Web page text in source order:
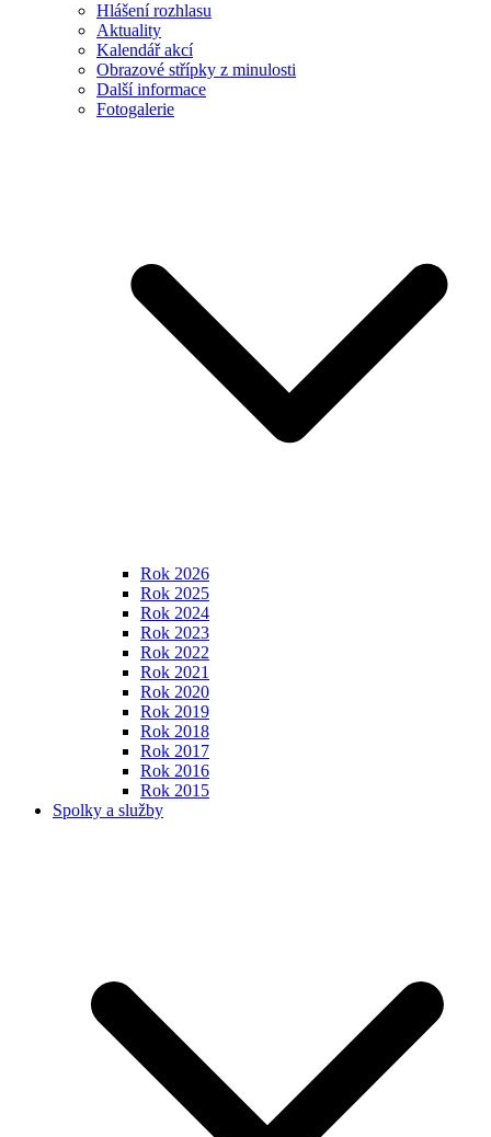
Hlášení rozhlasu
Aktuality
Kalendář akcí
Obrazové střípky z minulosti
Další informace
Fotogalerie
Rok 2026
Rok 2025
Rok 2024
Rok 2023
Rok 2022
Rok 2021
Rok 2020
Rok 2019
Rok 2018
Rok 2017
Rok 2016
Rok 2015
Spolky a služby